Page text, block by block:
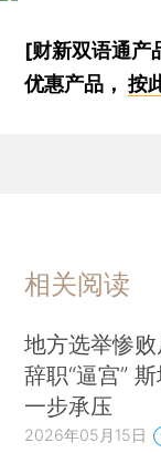
[财新双语通产
优惠产品，按
相关阅读
地方选举惨
辞职“逼宫”
一步承压
2026年05月15日